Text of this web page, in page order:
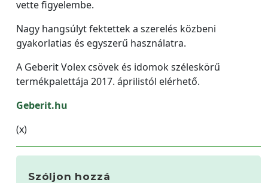
vette figyelembe.
Nagy hangsúlyt fektettek a szerelés közbeni
gyakorlatias és egyszerű használatra.
A Geberit Volex csövek és idomok széleskörű
termékpalettája 2017. áprilistól elérhető.
Geberit.hu
(x)
Szóljon hozzá